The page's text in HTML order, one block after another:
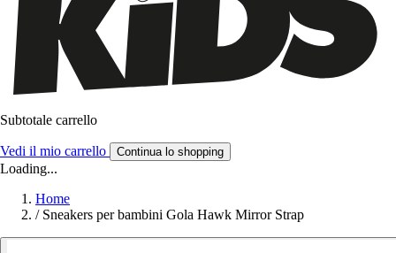
Subtotale carrello
Vedi il mio carrello Continua lo shopping
Loading...
Home
/ Sneakers per bambini Gola Hawk Mirror Strap